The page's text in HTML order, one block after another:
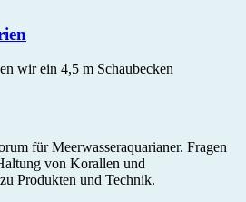
wir ein 4,5 m Schaubecken
für Meerwasseraquarianer. Fragen
von Korallen und
Produkten und Technik.